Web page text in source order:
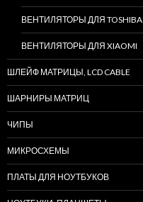
ВЕНТИЛЯТОРЫ ДЛЯ TOSHIBA
ВЕНТИЛЯТОРЫ ДЛЯ XIAOMI
ШЛЕЙФ МАТРИЦЫ, LCD CABLE
ШАРНИРЫ МАТРИЦ
ЧИПЫ
МИКРОСХЕМЫ
ПЛАТЫ ДЛЯ НОУТБУКОВ